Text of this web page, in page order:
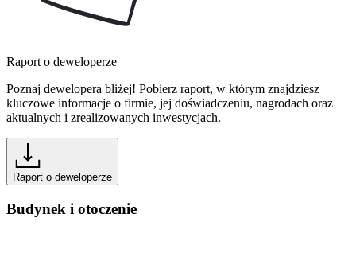
Raport o deweloperze
Poznaj dewelopera bliżej! Pobierz raport, w którym znajdziesz
kluczowe informacje o firmie, jej doświadczeniu, nagrodach oraz
aktualnych i zrealizowanych inwestycjach.
Raport o deweloperze
Budynek i otoczenie